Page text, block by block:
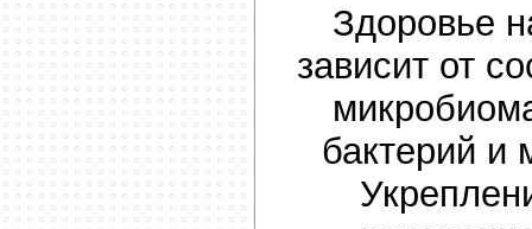
Здоровье
зависит от
бактерий и